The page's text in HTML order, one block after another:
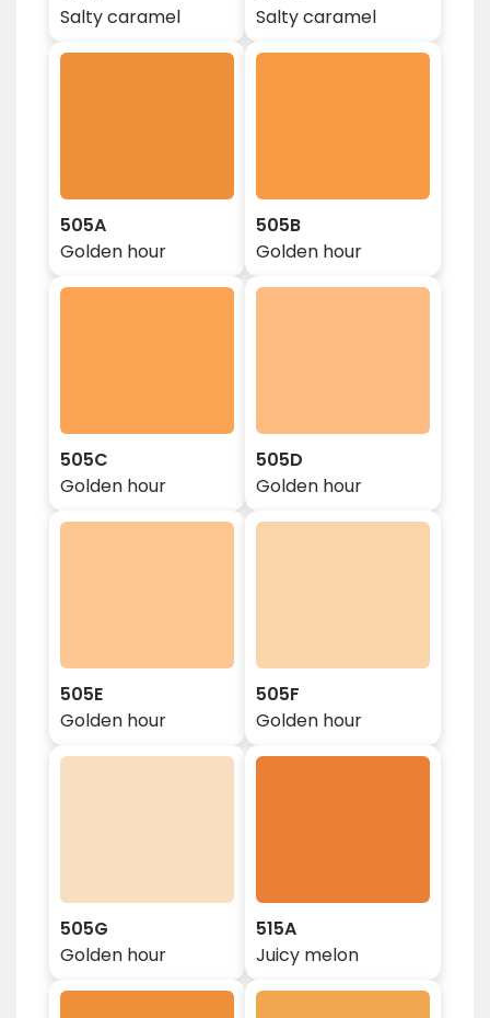
Salty caramel
Salty caramel
505A
Golden hour
505B
Golden hour
505C
Golden hour
505D
Golden hour
505E
Golden hour
505F
Golden hour
505G
Golden hour
515A
Juicy melon